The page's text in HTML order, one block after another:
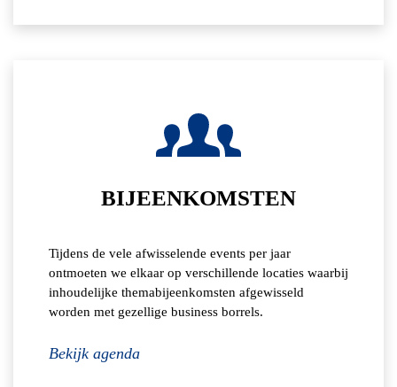
BIJEENKOMSTEN
Tijdens de vele afwisselende events per jaar
ontmoeten we elkaar op verschillende locaties waarbij
inhoudelijke themabijeenkomsten afgewisseld
worden met gezellige business borrels.
Bekijk agenda